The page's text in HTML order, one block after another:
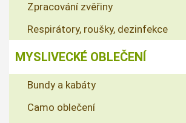
Zpracování zvěřiny
Respirátory, roušky, dezinfekce
MYSLIVECKÉ OBLEČENÍ
Bundy a kabáty
Camo oblečení